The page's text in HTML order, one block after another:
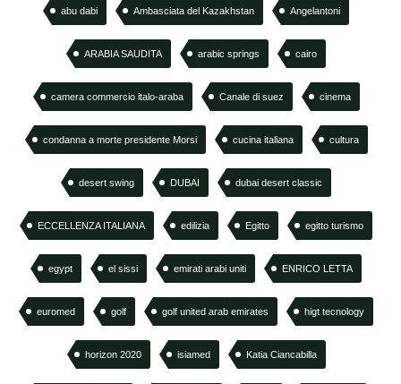
abu dabi Ambasciata del Kazakhstan Angelantoni
ARABIA SAUDITA arabic springs cairo
camera commercio italo-araba Canale di suez cinema
condanna a morte presidente Morsi cucina italiana cultura
desert swing DUBAI dubai desert classic
ECCELLENZA ITALIANA edilizia Egitto egitto turismo
egypt el sissi emirati arabi uniti ENRICO LETTA
euromed golf golf united arab emirates higt tecnology
horizon 2020 isiamed Katia Ciancabilla